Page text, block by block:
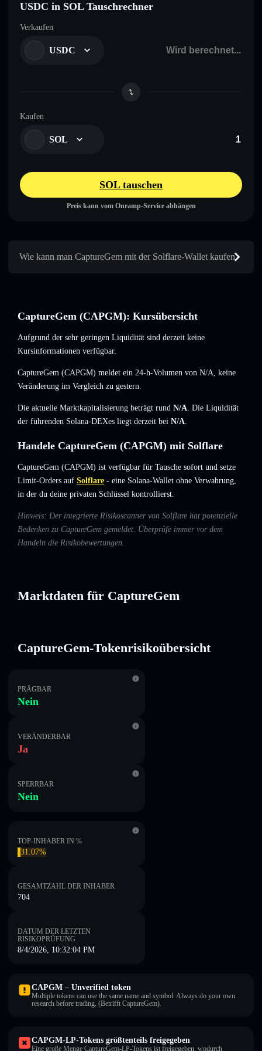
USDC in SOL Tauschrechner
Verkaufen
USDC
Kaufen
SOL
SOL tauschen
Preis kann vom Onramp-Service abhängen
Wie kann man CaptureGem mit der Solflare-Wallet kaufen
CaptureGem (CAPGM): Kursübersicht
Aufgrund der sehr geringen Liquidität sind derzeit keine
Kursinformationen verfügbar.
CaptureGem (CAPGM) meldet ein 24-h-Volumen von N/A, keine
Veränderung im Vergleich zu gestern.
Die aktuelle Marktkapitalisierung beträgt rund N/A. Die Liquidität
der führenden Solana-DEXes liegt derzeit bei N/A.
Handele CaptureGem (CAPGM) mit Solflare
CaptureGem (CAPGM) ist verfügbar für Tausche sofort und setze
Limit-Orders auf Solflare - eine Solana-Wallet ohne Verwahrung,
in der du deine privaten Schlüssel kontrollierst.
Hinweis: Der integrierte Risikoscanner von Solflare hat potenzielle
Bedenken zu CaptureGem gemeldet. Überprüfe immer vor dem
Handeln die Risikobewertungen.
Marktdaten für CaptureGem
CaptureGem-Tokenrisikoübersicht
PRÄGBAR
Nein
VERÄNDERBAR
Ja
SPERRBAR
Nein
TOP-INHABER IN %
31.07%
GESAMTZAHL DER INHABER
704
DATUM DER LETZTEN
RISIKOPRÜFUNG
8/4/2026, 10:32:04 PM
CAPGM – Unverified token
Multiple tokens can use the same name and symbol. Always do your own
research before trading. (Betrifft CaptureGem).
CAPGM-LP-Tokens größtenteils freigegeben
Eine große Menge CaptureGem-LP-Tokens ist freigegeben, wodurch